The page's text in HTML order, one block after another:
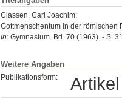
Classen, Carl Joachim:
Gottmenschentum in der römischen
In: Gymnasium. Bd. 70 (1963). - S.
Weitere Angaben
Publikationsform: Artikel